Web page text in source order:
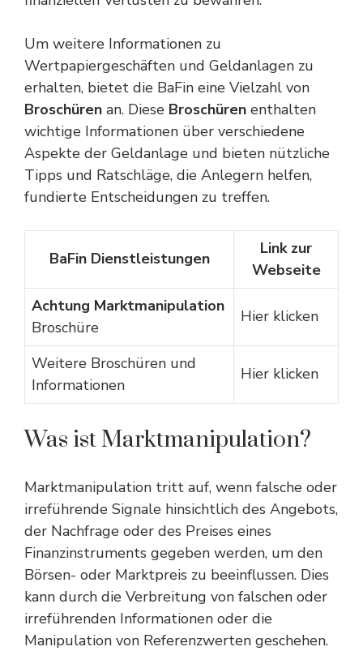
Um weitere Informationen zu
Wertpapiergeschäften und Geldanlagen zu
erhalten, bietet die BaFin eine Vielzahl von
Broschüren an. Diese Broschüren enthalten
wichtige Informationen über verschiedene
Aspekte der Geldanlage und bieten nützliche
Tipps und Ratschläge, die Anlegern helfen,
fundierte Entscheidungen zu treffen.
BaFin Dienstleistungen
Link zur
Webseite
Achtung Marktmanipulation
Broschüre
Hier klicken
Weitere Broschüren und
Informationen
Hier klicken
Was ist Marktmanipulation?
Marktmanipulation tritt auf, wenn falsche oder
irreführende Signale hinsichtlich des Angebots,
der Nachfrage oder des Preises eines
Finanzinstruments gegeben werden, um den
Börsen- oder Marktpreis zu beeinflussen. Dies
kann durch die Verbreitung von falschen oder
irreführenden Informationen oder die
Manipulation von Referenzwerten geschehen.